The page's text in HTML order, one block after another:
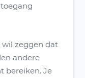
zeggen dat
andere
bereiken. Je